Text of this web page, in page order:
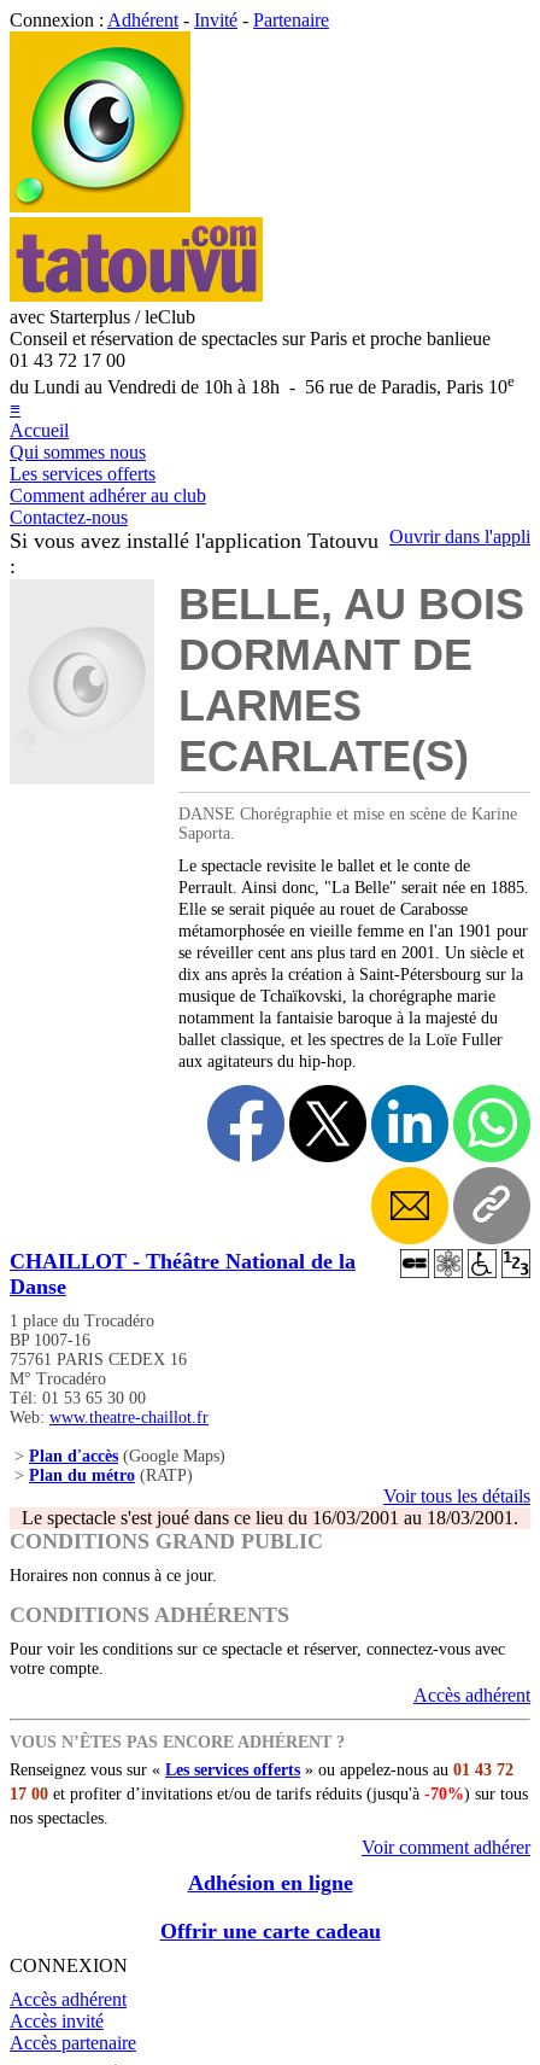
Connexion : Adhérent - Invité - Partenaire
avec Starterplus / leClub
Conseil et réservation de spectacles sur Paris et proche banlieue
01 43 72 17 00
du Lundi au Vendredi de 10h à 18h - 56 rue de Paradis, Paris 10e
≡
Accueil
Qui sommes nous
Les services offerts
Comment adhérer au club
Contactez-nous
Ouvrir dans l'appli
Si vous avez installé l'application Tatouvu
:
BELLE, AU BOIS
DORMANT DE
LARMES
ECARLATE(S)
DANSE Chorégraphie et mise en scène de Karine
Saporta.
Le spectacle revisite le ballet et le conte de
Perrault. Ainsi donc, "La Belle" serait née en 1885.
Elle se serait piquée au rouet de Carabosse
métamorphosée en vieille femme en l'an 1901 pour
se réveiller cent ans plus tard en 2001. Un siècle et
dix ans après la création à Saint-Pétersbourg sur la
musique de Tchaïkovski, la chorégraphe marie
notamment la fantaisie baroque à la majesté du
ballet classique, et les spectres de la Loïe Fuller
aux agitateurs du hip-hop.
CHAILLOT - Théâtre National de la
Danse
1 place du Trocadéro
BP 1007-16
75761 PARIS CEDEX 16
M° Trocadéro
Tél: 01 53 65 30 00
Web: www.theatre-chaillot.fr
> Plan d'accès (Google Maps)
> Plan du métro (RATP)
Voir tous les détails
Le spectacle s'est joué dans ce lieu du 16/03/2001 au 18/03/2001.
CONDITIONS GRAND PUBLIC
Horaires non connus à ce jour.
CONDITIONS ADHÉRENTS
Pour voir les conditions sur ce spectacle et réserver, connectez-vous avec
votre compte.
Accès adhérent
VOUS N’ÊTES PAS ENCORE ADHÉRENT ?
Renseignez vous sur « Les services offerts » ou appelez-nous au 01 43 72
17 00 et profiter d’invitations et/ou de tarifs réduits (jusqu'à -70%) sur tous
nos spectacles.
Voir comment adhérer
Adhésion en ligne
Offrir une carte cadeau
CONNEXION
Accès adhérent
Accès invité
Accès partenaire